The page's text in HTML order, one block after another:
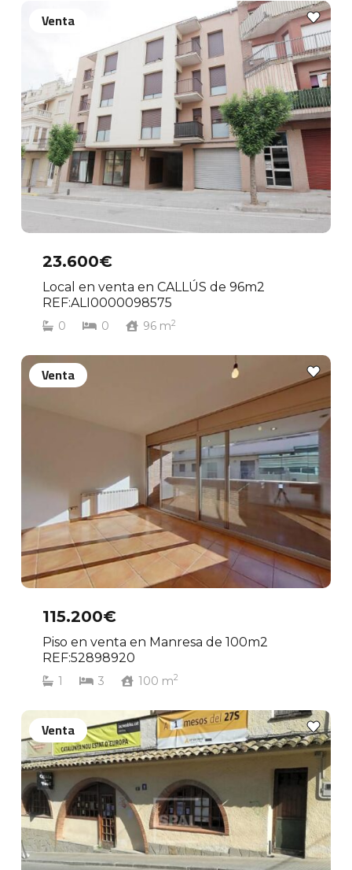
23.600€
Local en venta en CALLÚS de 96m2
REF:ALI0000098575
0 0 96m2
Venta
115.200€
Piso en venta en Manresa de 100m2
REF:52898920
1 3 100 m2
Venta
Venta